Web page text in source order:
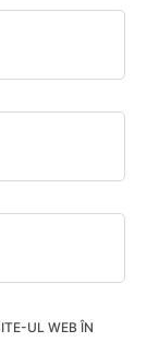
UL WEB ÎN